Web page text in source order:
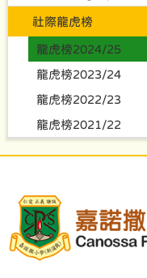
社際龍虎榜
龍虎榜2024/25
龍虎榜2023/24
龍虎榜2022/23
龍虎榜2021/22